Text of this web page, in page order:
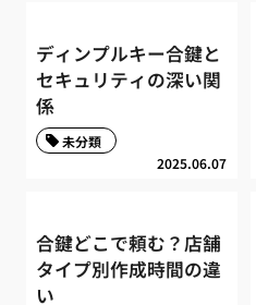
ディンプルキー合鍵と
セキュリティの深い関
係
2025.06.07
未分類
合鍵どこで頼む？店舗
タイプ別作成時間の違
い